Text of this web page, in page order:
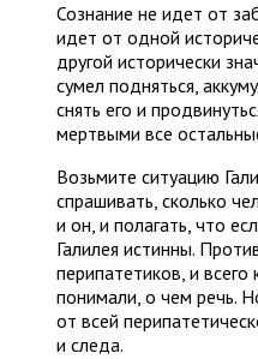
Сознание не идет от
идет от одной
другой исторически
сумел подняться,
снять его и
мертвыми все
Возьмите ситуацию
спрашивать, сколько
и он, и полагать, что
Галилея истинны.
перипатетиков, и
понимали, о чем речь.
от всей
и следа.